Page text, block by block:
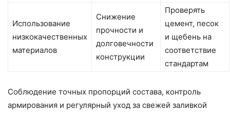
Использование
низкокачественных
материалов
Снижение
прочности и
долговечности
конструкции
Проверять
цемент, песок
и щебень на
соответствие
стандартам
Соблюдение точных пропорций состава, контроль
армирования и регулярный уход за свежей заливкой